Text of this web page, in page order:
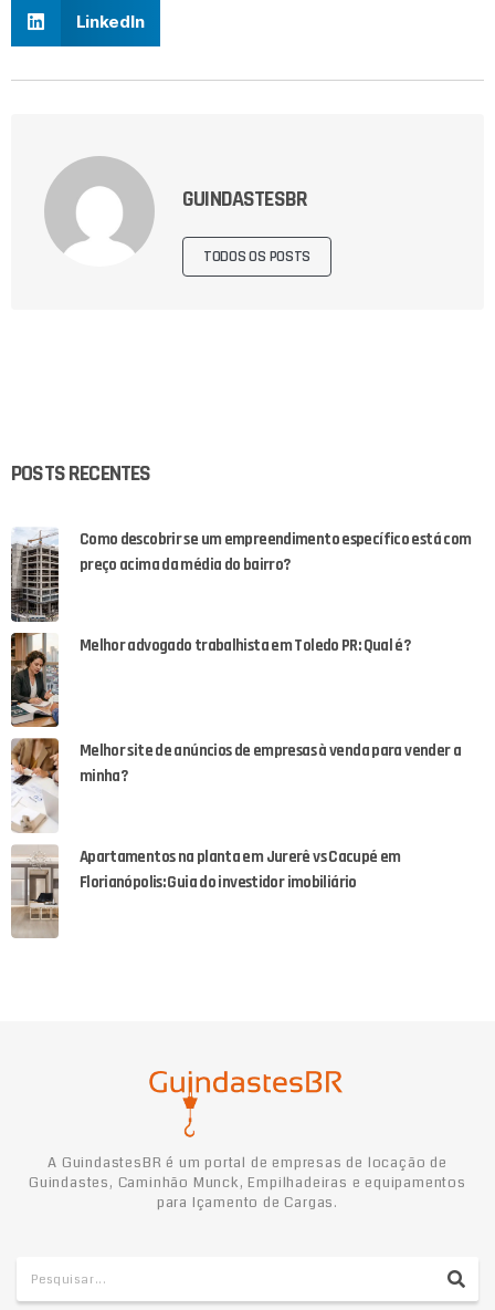
LinkedIn
GUINDASTESBR
TODOS OS POSTS
POSTS RECENTES
Como descobrir se um empreendimento específico está com
preço acima da média do bairro?
Melhor advogado trabalhista em Toledo PR: Qual é?
Melhor site de anúncios de empresas à venda para vender a
minha?
Apartamentos na planta em Jurerê vs Cacupé em
Florianópolis: Guia do investidor imobiliário
A GuindastesBR é um portal de empresas de locação de
Guindastes, Caminhão Munck, Empilhadeiras e equipamentos
para Içamento de Cargas.